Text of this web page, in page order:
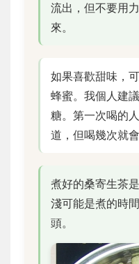
流出，但不要用
來。
如果喜歡甜味，
蜂蜜。我個人建
糖。第一次喝的
道，但喝幾次就會
煮好的桑寄生茶
淺可能是煮的時
頭。